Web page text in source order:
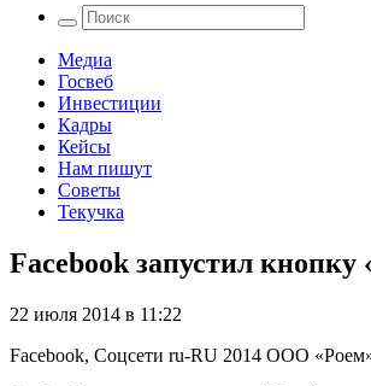
Медиа
Госвеб
Инвестиции
Кадры
Кейсы
Нам пишут
Советы
Текучка
Facebook запустил
22 июля 2014 в 11:22
Facebook, Соцсети ru-RU 2014 ООО